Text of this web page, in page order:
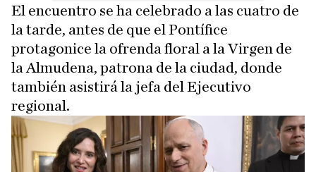
El encuentro se ha celebrado a las cuatro de
la tarde, antes de que el Pontífice
protagonice la ofrenda floral a la Virgen de
la Almudena, patrona de la ciudad, donde
también asistirá la jefa del Ejecutivo
regional.